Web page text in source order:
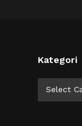
Kategori
Select